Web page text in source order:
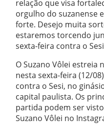
relação que visa
orgulho do suzanense
forte. Desejo muita
estaremos torcendo
sexta-feira contra o
O Suzano Vôlei estreia
nesta sexta-feira (12/
contra o Sesi, no
capital paulista. Os
partida podem ser
Suzano Vôlei no